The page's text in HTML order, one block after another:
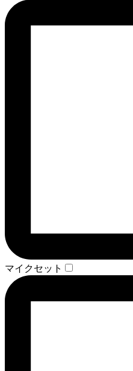
マイクセット